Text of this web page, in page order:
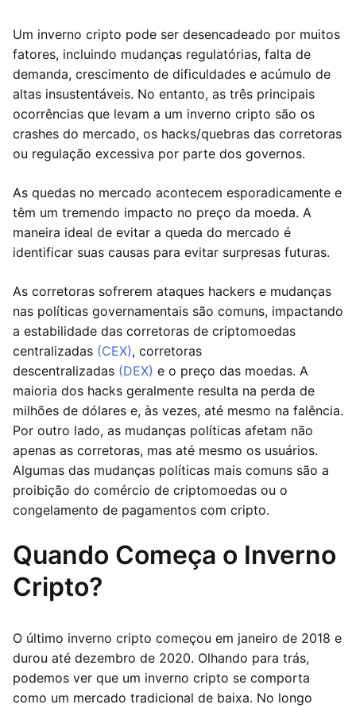
Um inverno cripto pode ser desencadeado por muitos
fatores, incluindo mudanças regulatórias, falta de
demanda, crescimento de dificuldades e acúmulo de
altas insustentáveis. No entanto, as três principais
ocorrências que levam a um inverno cripto são os
crashes do mercado, os hacks/quebras das corretoras
ou regulação excessiva por parte dos governos.
As quedas no mercado acontecem esporadicamente e
têm um tremendo impacto no preço da moeda. A
maneira ideal de evitar a queda do mercado é
identificar suas causas para evitar surpresas futuras.
As corretoras sofrerem ataques hackers e mudanças
nas políticas governamentais são comuns, impactando
a estabilidade das corretoras de criptomoedas
centralizadas (CEX), corretoras
descentralizadas (DEX) e o preço das moedas. A
maioria dos hacks geralmente resulta na perda de
milhões de dólares e, às vezes, até mesmo na falência.
Por outro lado, as mudanças políticas afetam não
apenas as corretoras, mas até mesmo os usuários.
Algumas das mudanças políticas mais comuns são a
proibição do comércio de criptomoedas ou o
congelamento de pagamentos com cripto.
Quando Começa o Inverno
Cripto?
O último inverno cripto começou em janeiro de 2018 e
durou até dezembro de 2020. Olhando para trás,
podemos ver que um inverno cripto se comporta
como um mercado tradicional de baixa. No longo